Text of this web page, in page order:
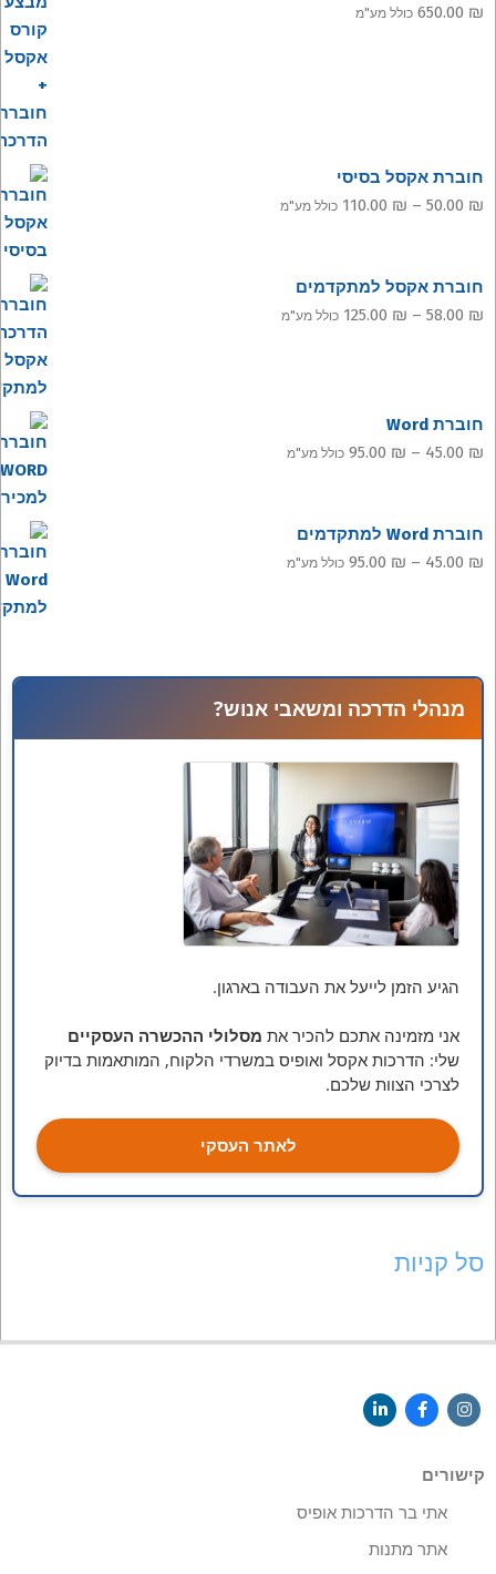
650.00 ₪ כולל מע"מ
חוברת אקסל בסיסי
50.00 ₪
–
110.00 ₪
טווח
עד
כולל מע"מ
חוברת אקסל למתקדמים
58.00 ₪
–
125.00 ₪
טווח
כולל מע"מ
חוברת Word
45.00 ₪
–
95.00 ₪
טווח
עד
כולל מע"מ
חוברת Word למתקדמים
45.00 ₪
–
95.00 ₪
טווח
כולל מע"מ
מנהלי הדרכה ומשאבי אנוש?
הגיע הזמן לייעל את העבודה בארגון.
אני מזמינה אתכם להכיר את מסלולי ההכשרה העסקיים
שלי: הדרכות אקסל ואופיס במשרדי הלקוח, המותאמות בדיוק
לצרכי הצוות שלכם.
לאתר העסקי
סל קניות
קישורים
אתי בר הדרכות אופיס
אתר מתנות